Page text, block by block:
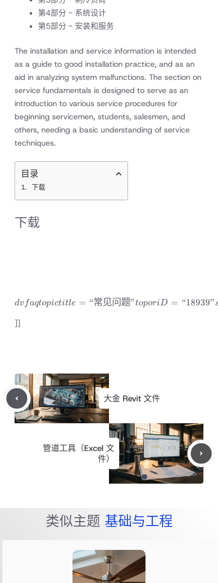
第4部分 - 系统设计
第5部分 - 安装和服务
The installation and service information is intended
as a guide to good installation practice, and as an
aid in analyzing system malfunctions. The section on
service fundamentals is designed to serve as an
introduction to various service procedures for
beginning servicemen, students, salesmen, and
others, needing a basic understanding of service
techniques.
目录
下载
下载
dvfaqtopic title =“常见问
dv faqtopictitle = “常见问题”toporiD = “18939”
]]
大金 Revit 文件
管道工具（Excel 文
件）
类似主题 基础与工程